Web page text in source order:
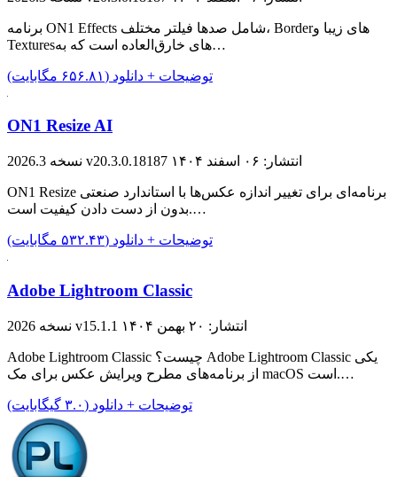
برنامه ON1 Effects شامل صدها فیلتر مختلف، Borderهای زیبا و
Texturesهای خارق‌العاده است که به…
توضیحات + دانلود (۶۵۶.۸۱ مگابایت)
ON1 Resize AI
نسخه 2026.3 v20.3.0.18187 انتشار: ۰۶ اسفند ۱۴۰۴
ON1 Resize برنامه‌ای برای تغییر اندازه عکس‌ها با استاندارد صنعتی
بدون از دست دادن کیفیت است.…
توضیحات + دانلود (۵۳۲.۴۳ مگابایت)
Adobe Lightroom Classic
نسخه 2026 v15.1.1 انتشار: ۲۰ بهمن ۱۴۰۴
Adobe Lightroom Classic چیست؟ Adobe Lightroom Classic یکی
از برنامه‌های مطرح ویرایش عکس برای مک macOS است.…
توضیحات + دانلود (۳.۰ گیگابایت)